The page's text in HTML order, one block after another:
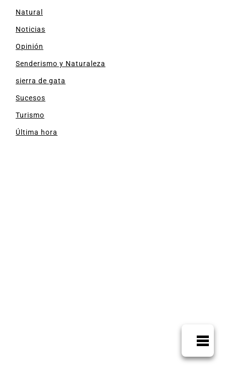
Natural
Noticias
Opinión
Senderismo y Naturaleza
sierra de gata
Sucesos
Turismo
Última hora